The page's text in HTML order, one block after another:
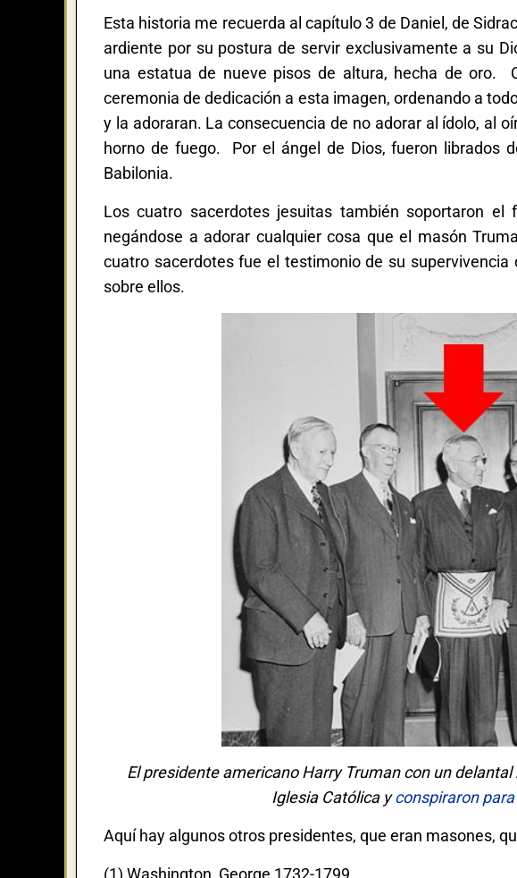
Esta historia me recuerda al capítulo 3 de Daniel, de
ardiente por su postura de servir exclusivamente a su
una estatua de nueve pisos de altura, hecha de oro.
ceremonia de dedicación a esta imagen, ordenando a
y la adoraran. La consecuencia de no adorar al ídolo, al
horno de fuego. Por el ángel de Dios, fueron librados
Babilonia.
Los cuatro sacerdotes jesuitas también soportaron
negándose a adorar cualquier cosa que el masón
cuatro sacerdotes fue el testimonio de su
sobre ellos.
El presidente americano Harry Truman con un
Iglesia Católica yconspiraron
Aquí hay algunos otros presidentes, que eran masones,
(1) Washington, George 1732-1799